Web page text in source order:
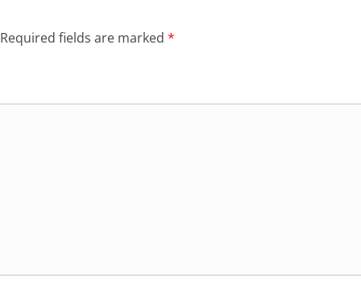
Required fields are marked *